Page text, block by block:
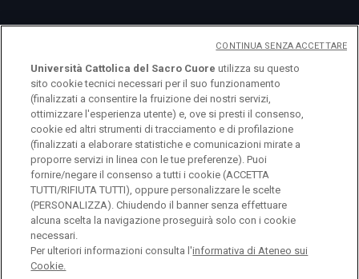
Eventi
© Università Cattolica del Sacro Cuore Largo A.
Università Cattolica del Sacro Cuore utilizza su questo
sito cookie tecnici necessari per il suo funzionamento
(finalizzati a consentire la fruizione dei nostri servizi,
ottimizzare l'esperienza utente) e, ove si presti il consenso,
cookie ed altri strumenti di tracciamento e di profilazione
(finalizzati a elaborare statistiche e comunicazioni mirate a
proporre servizi in linea con le tue preferenze). Puoi
fornire/negare il consenso a tutti i cookie (ACCETTA
TUTTI/RIFIUTA TUTTI), oppure personalizzare le scelte
(PERSONALIZZA). Chiudendo il banner senza effettuare
alcuna scelta la navigazione proseguirà solo con i cookie
necessari.
Per ulteriori informazioni consulta l'informativa di Ateneo sui
Cookie.
CONTINUA SENZA ACCETTARE